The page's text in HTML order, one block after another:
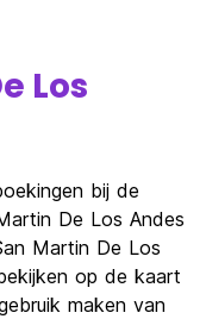
Los
bij de
De Los Andes
Martin De Los
op de kaart
maken van